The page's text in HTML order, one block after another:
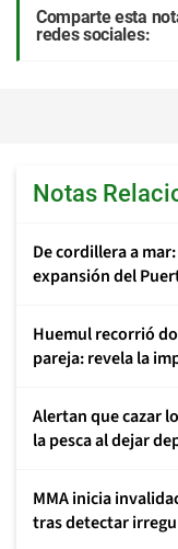
Comparte esta
redes sociales:
Notas
De cordillera a
expansión del
Huemul recorrió
pareja: revela la
Alertan que cazar
la pesca al dejar
MMA inicia
tras detectar